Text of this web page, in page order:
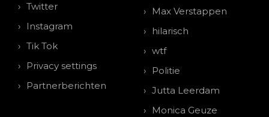
Twitter
Instagram
Tik Tok
Privacy settings
Partnerberichten
Max Verstappen
hilarisch
wtf
Politie
Jutta Leerdam
Monica Geuze